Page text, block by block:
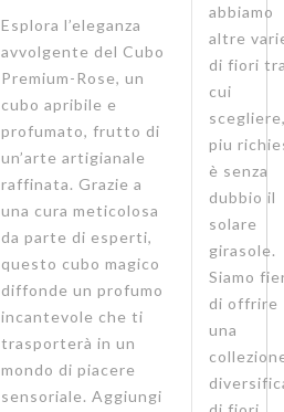
Esplora l’eleganza
avvolgente del Cubo
Premium-Rose, un
cubo apribile e
profumato, frutto di
un’arte artigianale
raffinata. Grazie a
una cura meticolosa
da parte di esperti,
questo cubo magico
diffonde un profumo
incantevole che ti
trasporterà in un
mondo di piacere
sensoriale. Aggiungi
abbiamo
altre
di fiori
cui
piu
è senza
dubbio il
solare
girasole.
Siamo
di offrire
una